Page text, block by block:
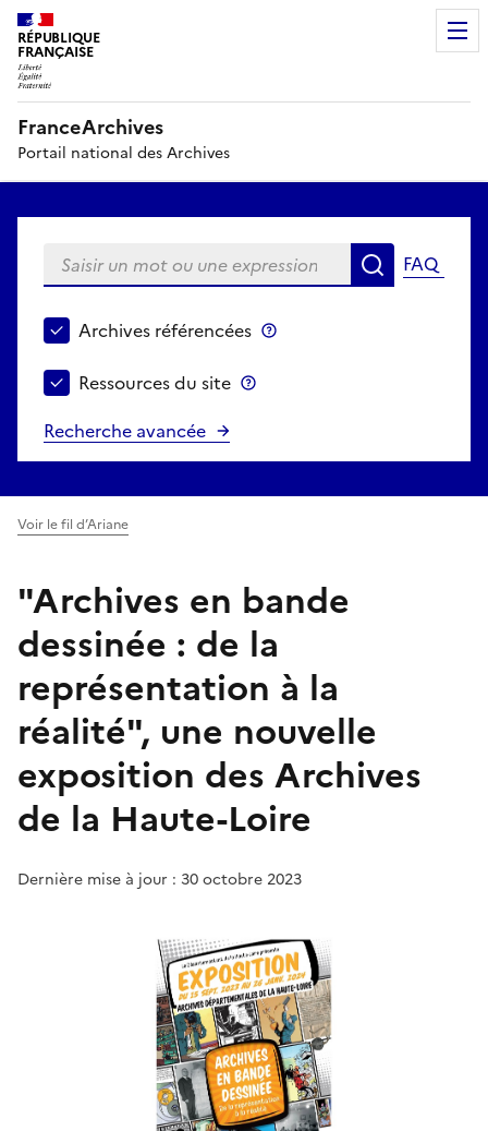
RÉPUBLIQUE
FRANÇAISE
FranceArchives
Portail national des Archives
Saisir un mot ou une expression Rechercher
FAQ
Choisir le périmètre de recherche
Archives référencées
Ressources du site
Recherche avancée
Voir le fil d’Ariane
"Archives en bande
dessinée : de la
représentation à la
réalité", une nouvelle
exposition des Archives
de la Haute-Loire
Dernière mise à jour : 30 octobre 2023